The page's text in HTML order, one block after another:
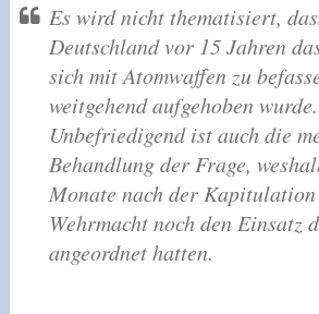
Es wird nicht thematisiert,
Deutschland vor 15 Jahren
sich mit Atomwaffen zu
weitgehend aufgehoben wurde.
Unbefriedigend ist auch die
Behandlung der Frage,
Monate nach der Kapitulation
Wehrmacht noch den Einsatz
angeordnet hatten.